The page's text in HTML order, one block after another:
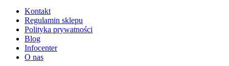
Kontakt
Regulamin sklepu
Polityka prywatności
Blog
Infocenter
O nas